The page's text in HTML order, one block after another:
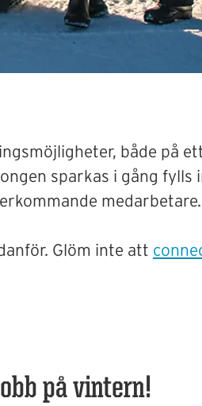
både på
sparkas i gång fylls
Glöm inte att
på vintern!